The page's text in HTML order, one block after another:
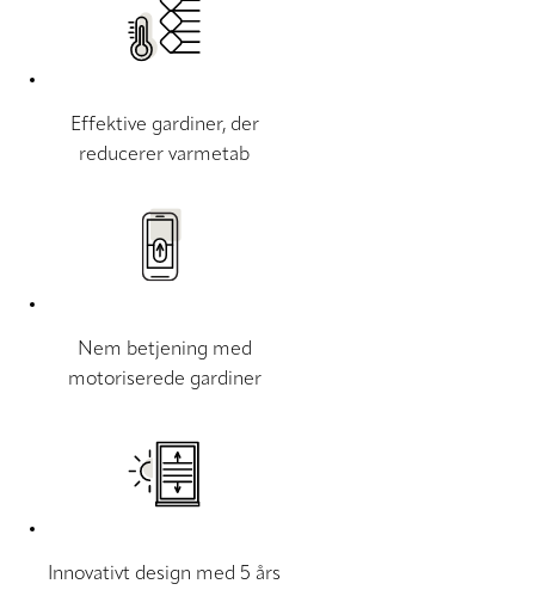
Effektive gardiner, der
reducerer varmetab
Nem betjening med
motoriserede gardiner
Innovativt design med 5 års